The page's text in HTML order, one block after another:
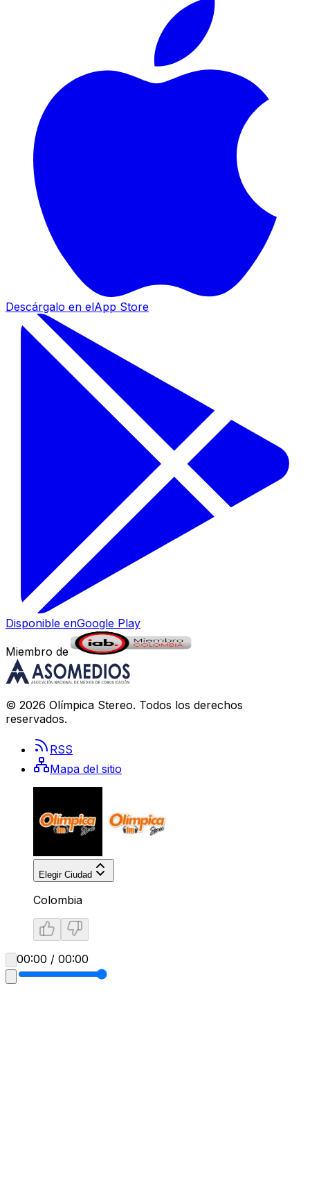
Descárgalo en elApp Store
Disponible enGoogle Play
Miembro de
© 2026 Olímpica Stereo. Todos los derechos
reservados.
RSS
Mapa del sitio
Elegir Ciudad
Colombia
00:00 / 00:00